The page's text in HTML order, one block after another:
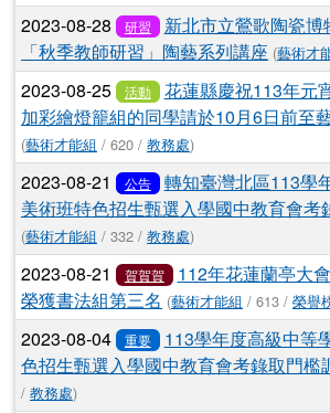
2023-08-28 研習
新北市立鶯歌陶瓷
「秋季教師研習」陶藝系列講座 (藝術才
2023-08-25 活動
花蓮縣慶祝113年元
加彩繪燈籠組的同學請於10月6日前至
(藝術才能組 / 620 / 教務處)
2023-08-21 公告
轉知臺灣北區113學
美術班特色招生甄選入學國中教育會考
(藝術才能組 / 332 / 教務處)
2023-08-21 賀賀賀
112年花蓮蘭亭大
榮獲書法組第三名 (藝術才能組 / 613 / 榮譽
2023-08-04 重要
113學年度高級中等
色招生甄選入學國中教育會考錄取門檻
/ 教務處)